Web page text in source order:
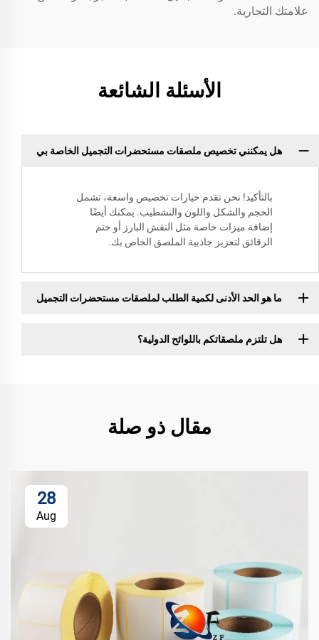
علامتك التجارية.
الأسئلة الشائعة
هل يمكنني تخصيص ملصقات مستحضرات التجميل الخاصة بي
بالتأكيد! نحن نقدم خيارات تخصيص واسعة، تشمل
الحجم والشكل واللون والتشطيب. يمكنك أيضًا
إضافة ميزات خاصة مثل النقش البارز أو ختم
الرقائق لتعزيز جاذبية الملصق الخاص بك.
ما هو الحد الأدنى لكمية الطلب لملصقات مستحضرات التجميل
هل تلتزم ملصقاتكم باللوائح الدولية؟
مقال ذو صلة
28
Aug